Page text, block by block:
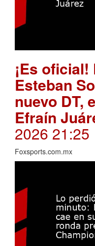
¡Es
Esteban
nuevo DT,
Efraín
2026 21:25
Foxsports.com.mx